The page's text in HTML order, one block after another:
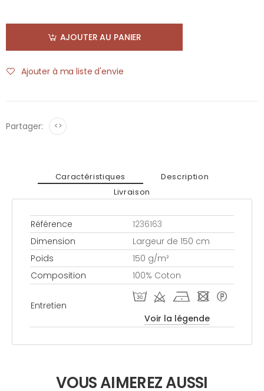
AJOUTER AU PANIER
Ajouter à ma liste d'envie
Partager: <>
Caractéristiques
Description
Livraison
Référence
1236163
Dimension
Largeur de 150 cm
Poids
150 g/m²
Composition
100% Coton
Entretien
T d h - *
Voir la légende
VOUS AIMEREZ AUSSI